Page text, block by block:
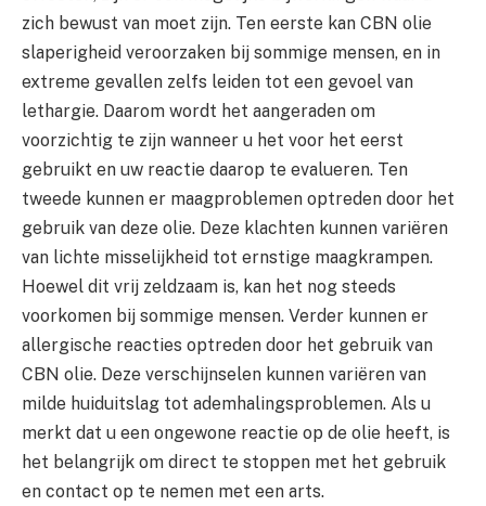
zich bewust van moet zijn. Ten eerste kan CBN olie
slaperigheid veroorzaken bij sommige mensen, en in
extreme gevallen zelfs leiden tot een gevoel van
lethargie. Daarom wordt het aangeraden om
voorzichtig te zijn wanneer u het voor het eerst
gebruikt en uw reactie daarop te evalueren. Ten
tweede kunnen er maagproblemen optreden door het
gebruik van deze olie. Deze klachten kunnen variëren
van lichte misselijkheid tot ernstige maagkrampen.
Hoewel dit vrij zeldzaam is, kan het nog steeds
voorkomen bij sommige mensen. Verder kunnen er
allergische reacties optreden door het gebruik van
CBN olie. Deze verschijnselen kunnen variëren van
milde huiduitslag tot ademhalingsproblemen. Als u
merkt dat u een ongewone reactie op de olie heeft, is
het belangrijk om direct te stoppen met het gebruik
en contact op te nemen met een arts.